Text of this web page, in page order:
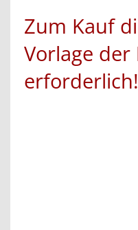
Zum Kauf
Vorlage der
erforderlich!